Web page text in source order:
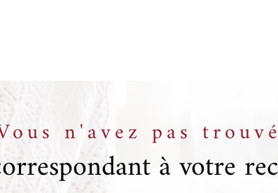
n'avez pas trouvé
à votre